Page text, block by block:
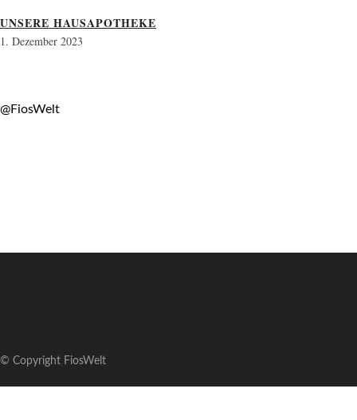
UNSERE HAUSAPOTHEKE
1. Dezember 2023
@FiosWelt
© Copyright FiosWelt